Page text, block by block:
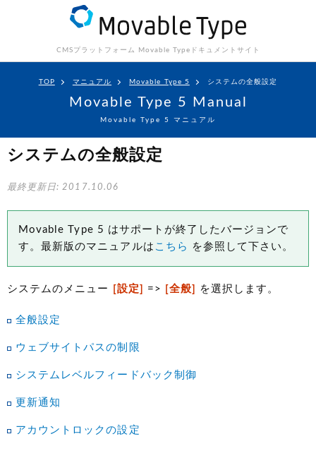
CMSプラットフォーム Movable Type ドキュメントサイト
TOP マニュアル Movable Type 5 システムの全般設定
Movable Type 5 Manual
Movable Type 5 マニュアル
システムの全般設定
最終更新日: 2017.10.06
Movable Type 5 はサポートが終了したバージョンで
す。最新版のマニュアルは こちら を参照して下さい。
システムのメニュー [設定] => [全般] を選択します。
全般設定
ウェブサイトパスの制限
システムレベルフィードバック制御
更新通知
アカウントロックの設定